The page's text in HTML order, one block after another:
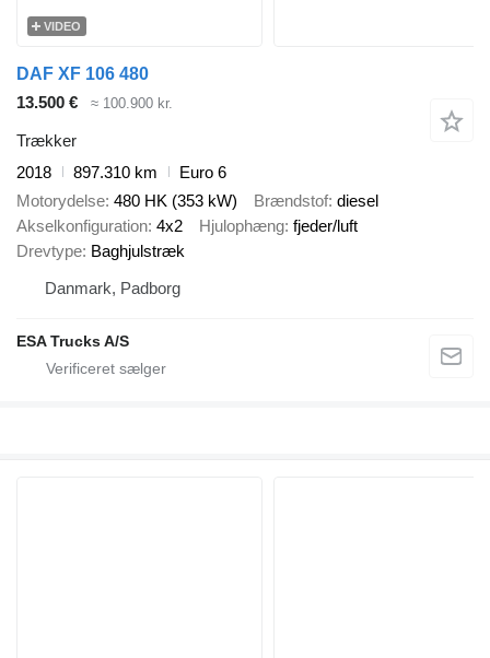
VIDEO
DAF XF 106 480
13.500 €
≈ 100.900 kr.
Trækker
2018
897.310 km
Euro 6
Motorydelse 480 HK (353 kW) Brændstof diesel
Akselkonfiguration 4x2 Hjulophæng fjeder/luft
Drevtype Baghjulstræk
Danmark, Padborg
ESA Trucks A/S